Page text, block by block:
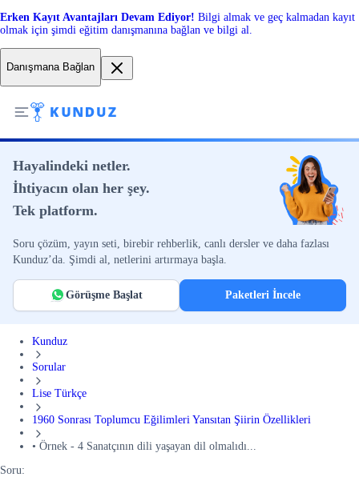
Erken Kayıt Avantajları Devam Ediyor! Bilgi almak ve geç kalmadan kayıt
olmak için şimdi eğitim danışmanına bağlan ve bilgi al.
Danışmana Bağlan
Hayalindeki netler.
İhtiyacın olan her şey.
Tek platform.
Soru çözüm, yayın seti, birebir rehberlik, canlı dersler ve daha fazlası
Kunduz’da. Şimdi al, netlerini artırmaya başla.
Görüşme Başlat Paketleri İncele
Kunduz
Sorular
Lise Türkçe
1960 Sonrası Toplumcu Eğilimleri Yansıtan Şiirin Özellikleri
• Örnek - 4 Sanatçının dili yaşayan dil olmalıdı...
Soru: